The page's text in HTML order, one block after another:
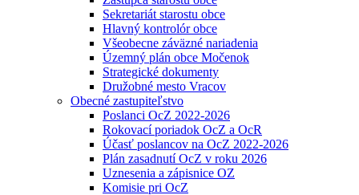
Sekretariát starostu obce
Hlavný kontrolór obce
Všeobecne záväzné nariadenia
Územný plán obce Močenok
Strategické dokumenty
Družobné mesto Vracov
Obecné zastupiteľstvo
Poslanci OcZ 2022-2026
Rokovací poriadok OcZ a OcR
Účasť poslancov na OcZ 2022-2026
Plán zasadnutí OcZ v roku 2026
Uznesenia a zápisnice OZ
Komisie pri OcZ